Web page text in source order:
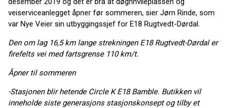
veiserviceanlegget åpner før sommeren, sier Jørn Rinde, som
var Nye Veier sin utbyggingssjef for E18 Rugtvedt-Dørdal.
Den om lag 16,5 km lange strekningen E18 Rugtvedt-Dørdal er
firefelts vei med fartsgrense 110 km/t.
Åpner til sommeren
-Stasjonen blir hetende Circle K E18 Bamble. Butikken vil
inneholde siste generasjons stasjonskonsept og tilby et